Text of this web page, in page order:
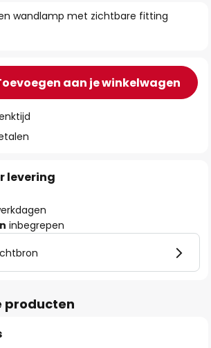
wandlamp met zichtbare fitting
aan je winkelwagen
levering
inbegrepen
producten